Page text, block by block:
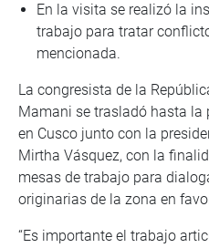
En la visita se realizó la
trabajo para tratar
mencionada.
La congresista de la
Mamani se trasladó hasta la
en Cusco junto con la
Mirtha Vásquez, con la
mesas de trabajo para
originarias de la zona en
“Es importante el trabajo